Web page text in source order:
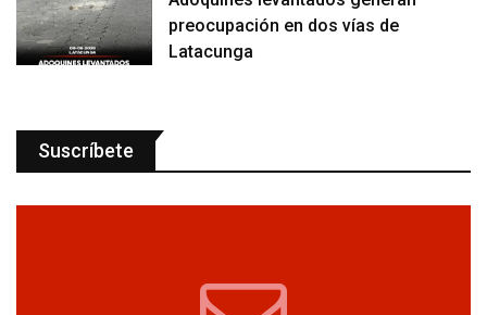
preocupación en dos vías de
Latacunga
Suscríbete